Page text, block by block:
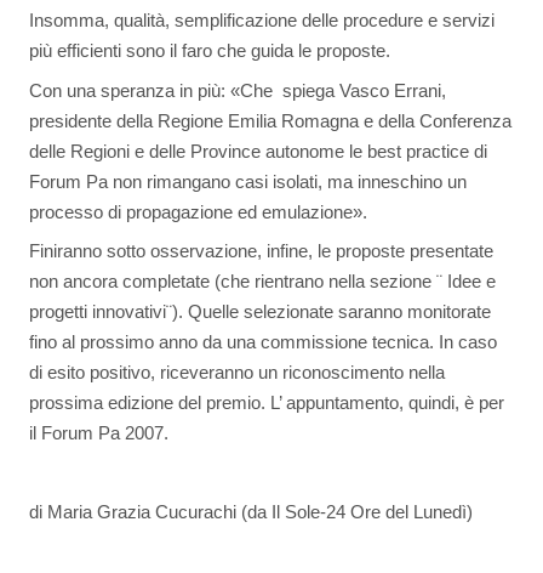
Insomma, qualità, semplificazione delle procedure e servizi
più efficienti sono il faro che guida le proposte.
Con una speranza in più: «Che  spiega Vasco Errani,
presidente della Regione Emilia Romagna e della Conferenza
delle Regioni e delle Province autonome le best practice di
Forum Pa non rimangano casi isolati, ma inneschino un
processo di propagazione ed emulazione».
Finiranno sotto osservazione, infine, le proposte presentate
non ancora completate (che rientrano nella sezione ¨ Idee e
progetti innovativi¨). Quelle selezionate saranno monitorate
fino al prossimo anno da una commissione tecnica. In caso
di esito positivo, riceveranno un riconoscimento nella
prossima edizione del premio. L’ appuntamento, quindi, è per
il Forum Pa 2007.
di Maria Grazia Cucurachi (da Il Sole-24 Ore del Lunedì)